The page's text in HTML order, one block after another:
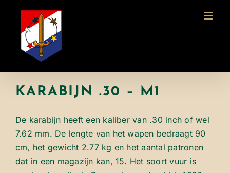
inhoud
KARABIJN .30 – M1
De karabijn heeft een kaliber van .30 inch of wel
7.62 mm. De lengte van het wapen bedraagt 90
cm, het gewicht 2.77 kg en het aantal patronen
dat in een magazijn kan, 15. Het soort vuur is